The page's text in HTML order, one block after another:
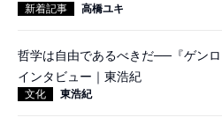
新着記事 高橋ユキ
哲学は自由であるべきだ──『ゲン
インタビュー｜東浩紀
文化 東浩紀